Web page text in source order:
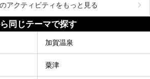
アクティビティをもっと見る
同じテーマで探す
加賀温泉
粟津